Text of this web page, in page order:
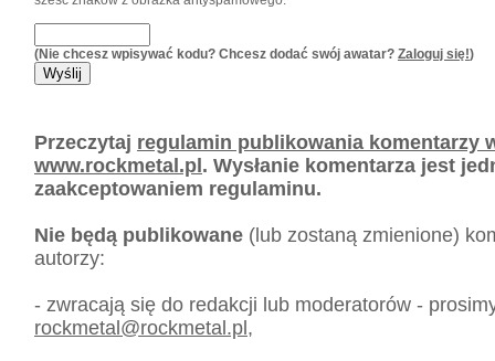
(Nie chcesz wpisywać kodu? Chcesz dodać swój awatar? Zaloguj się!)
Przeczytaj regulamin publikowania komentarzy
www.rockmetal.pl. Wysłanie komentarza jest
zaakceptowaniem regulaminu.
Nie będą publikowane (lub zostaną zmienione)
autorzy:
- zwracają się do redakcji lub moderatorów -
rockmetal@rockmetal.pl,